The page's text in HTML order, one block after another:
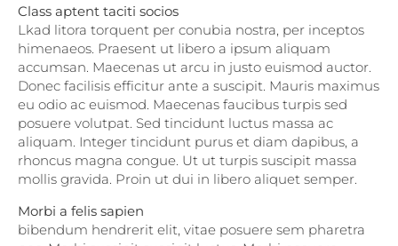
Class aptent taciti socios
Lkad litora torquent per conubia nostra, per inceptos
himenaeos. Praesent ut libero a ipsum aliquam
accumsan. Maecenas ut arcu in justo euismod auctor.
Donec facilisis efficitur ante a suscipit. Mauris maximus
eu odio ac euismod. Maecenas faucibus turpis sed
posuere volutpat. Sed tincidunt luctus massa ac
aliquam. Integer tincidunt purus et diam dapibus, a
rhoncus magna congue. Ut ut turpis suscipit massa
mollis gravida. Proin ut dui in libero aliquet semper.
Morbi a felis sapien
bibendum hendrerit elit, vitae posuere sem pharetra